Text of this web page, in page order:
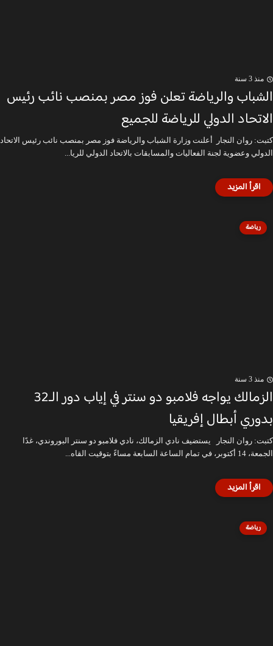
منذ 3 سنة
الشباب والرياضة تعلن فوز مصر بمنصب نائب رئيس
الاتحاد الدولي للرياضة للجميع
كتبت: روان النجار أعلنت وزارة الشباب والرياضة فوز مصر بمنصب نائب رئيس الاتحاد
الدولي وعضوية لجنة الفعاليات والمسابقات بالاتحاد الدولي للريا...
رياضة
منذ 3 سنة
الزمالك يواجه فلامبو دو سنتر في إياب دور الـ32
بدوري أبطال إفريقيا
كتبت: روان النجار يستضيف نادي الزمالك، نادي فلامبو دو سنتر البوروندي، غدًا
الجمعة، 14 أكتوبر، في تمام الساعة السابعة مساءً بتوقيت القاه...
رياضة